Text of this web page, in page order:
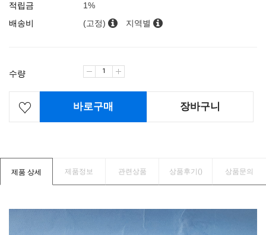
적립금
1%
배송비
(고정) 지역별
수량
바로구매 장바구니
제품 상세 제품정보 관련상품 상품후기() 상품문의